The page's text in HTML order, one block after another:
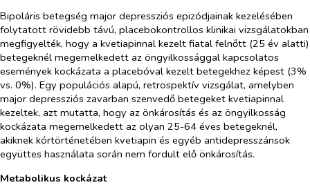
Bipoláris betegség major depressziós epizódjainak kezelésében
folytatott rövidebb távú, placebokontrollos klinikai vizsgálatokban
megfigyelték, hogy a kvetiapinnal kezelt fiatal felnőtt (25 év alatti)
betegeknél megemelkedett az öngyilkossággal kapcsolatos
események kockázata a placebóval kezelt betegekhez képest (3%
vs. 0%). Egy populációs alapú, retrospektív vizsgálat, amelyben
major depressziós zavarban szenvedő betegeket kvetiapinnal
kezeltek, azt mutatta, hogy az önkárosítás és az öngyilkosság
kockázata megemelkedett az olyan 25-64 éves betegeknél,
akiknek kórtörténetében kvetiapin és egyéb antidepresszánsok
együttes használata során nem fordult elő önkárosítás.
Metabolikus kockázat